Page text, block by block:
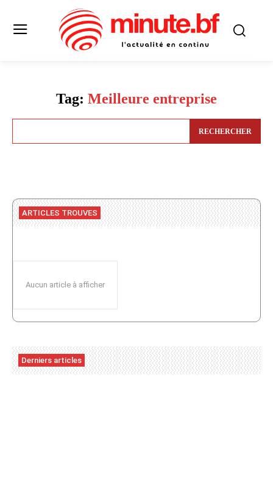
Tag: Meilleure entreprise
RECHERCHER
ARTICLES TROUVES
Aucun article à afficher
Derniers articles